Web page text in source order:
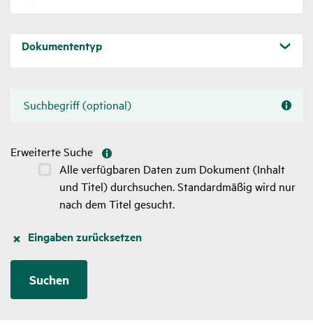
fürDokumententyp
Suchbegriff (optional)
Erweiterte Suche
Alle verfügbaren Daten zum Dokument (Inhalt
und Titel) durchsuchen. Standardmäßig wird nur
nach dem Titel gesucht.
Eingaben zurücksetzen